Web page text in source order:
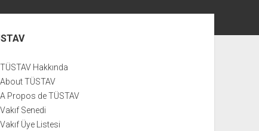
TÜSTAV Hakkında
About TÜSTAV
A Propos de TÜSTAV
Vakıf Senedi
Vakıf Üye Listesi